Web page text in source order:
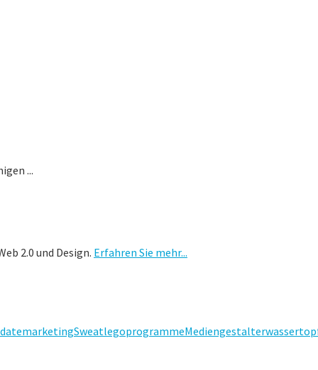
...
2.0 und Design. Erfahren Sie mehr...
marketingSweatlegoprogrammeMediengestalter